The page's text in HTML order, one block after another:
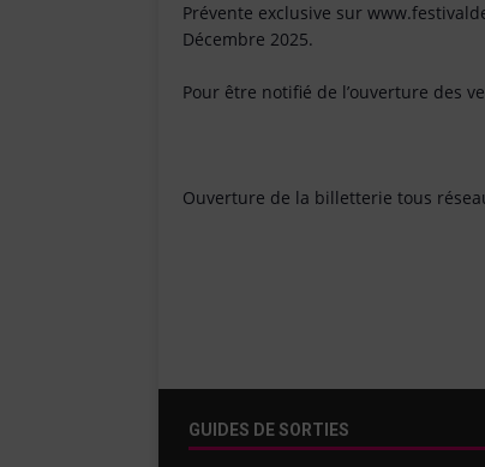
Prévente exclusive sur
Décembre 2025.
Pour être notifié de l’ouverture des
Ouverture de la billetterie tous
GUIDES DE SORTIES